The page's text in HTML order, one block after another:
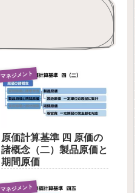
マネジメント
原価計算基準 四 原価の
諸概念（二）製品原価と
期間原価
マネジメント